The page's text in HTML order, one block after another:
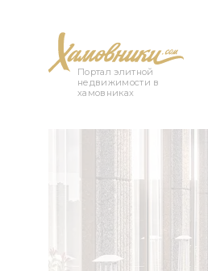
Портал элитной
недвижимости в
хамовниках